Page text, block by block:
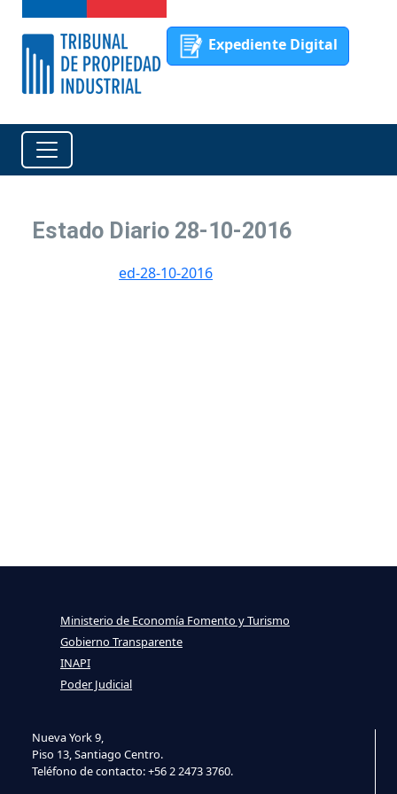
Expediente Digital
Estado Diario 28-10-2016
ed-28-10-2016
Nueva York 9,
Piso 13, Santiago Centro.
Teléfono de contacto: +56 2 2473 3760.
Ministerio de Economía Fomento y Turismo
Gobierno Transparente
INAPI
Poder Judicial